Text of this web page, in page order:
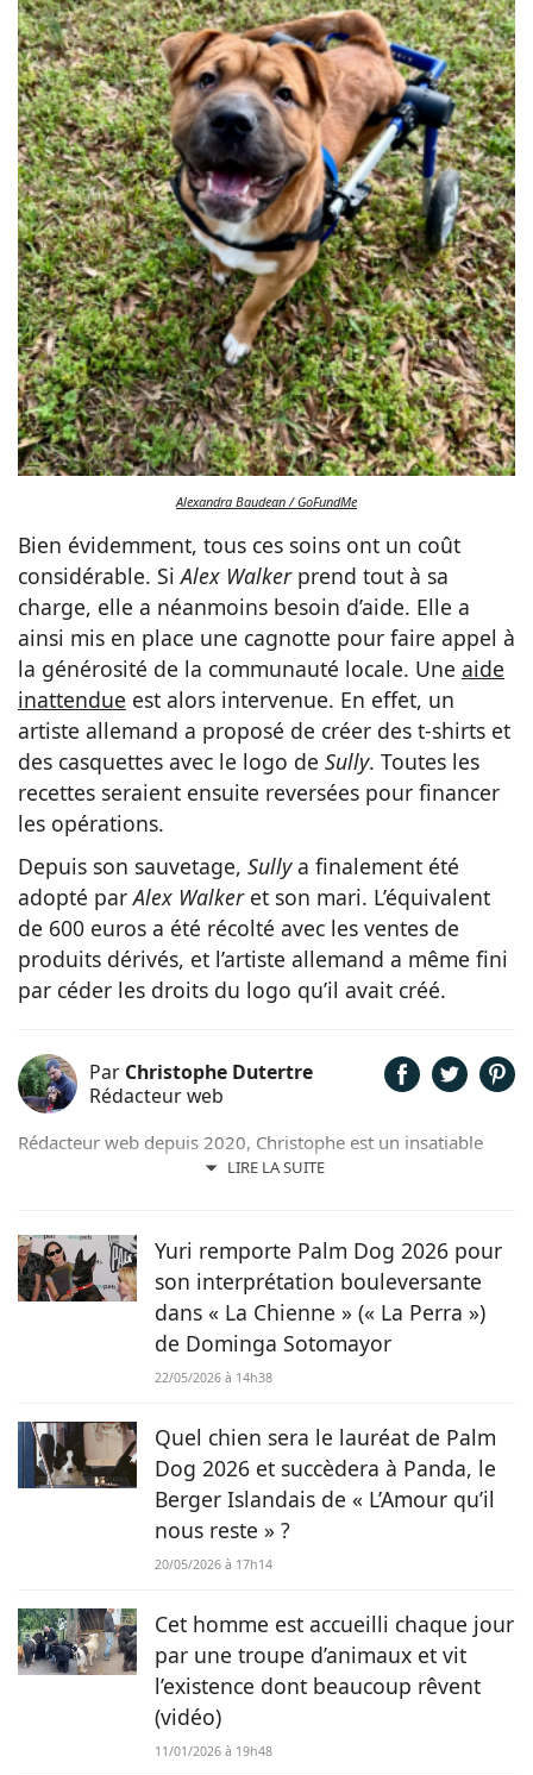
Alexandra Baudean / GoFundMe
Bien évidemment, tous ces soins ont un coût
considérable. SiAlex Walkerprend tout à sa
charge, elle a néanmoins besoin d’aide. Elle a
ainsi mis en place une cagnotte pour faire appel à
la générosité de la communauté locale. Une aide
inattendue est alors intervenue. En effet, un
artiste allemand a proposé de créer des t-shirts et
des casquettes avec le logo de Sully. Toutes les
recettes seraient ensuite reversées pour financer
les opérations.
Depuis son sauvetage, Sullya finalement été
adopté parAlex Walkeret son mari. L’équivalent
de 600 euros a été récolté avec les ventes de
produits dérivés, et l’artiste allemand a même fini
par céder les droits du logo qu’il avait créé.
Par Christophe Dutertre
Rédacteur web
LIRE LA SUITE
Rédacteur web depuis 2020, Christophe est un insatiable
curieux. Passionné de jardinage, de cinéma, de sciences, de
cause animale, il n’hésite pas à jouer les familles d’accueil
pour des boules de poils dans le besoin.
Yuri remporte Palm Dog 2026 pour
son interprétation bouleversante
dans « La Chienne » (« La Perra »)
de Dominga Sotomayor
22/05/2026 à 14h38
Quel chien sera le lauréat de Palm
Dog 2026 et succèdera à Panda, le
Berger Islandais de « L’Amour qu’il
nous reste » ?
20/05/2026 à 17h14
Cet homme est accueilli chaque jour
par une troupe d’animaux et vit
l’existence dont beaucoup rêvent
(vidéo)
11/01/2026 à 19h48